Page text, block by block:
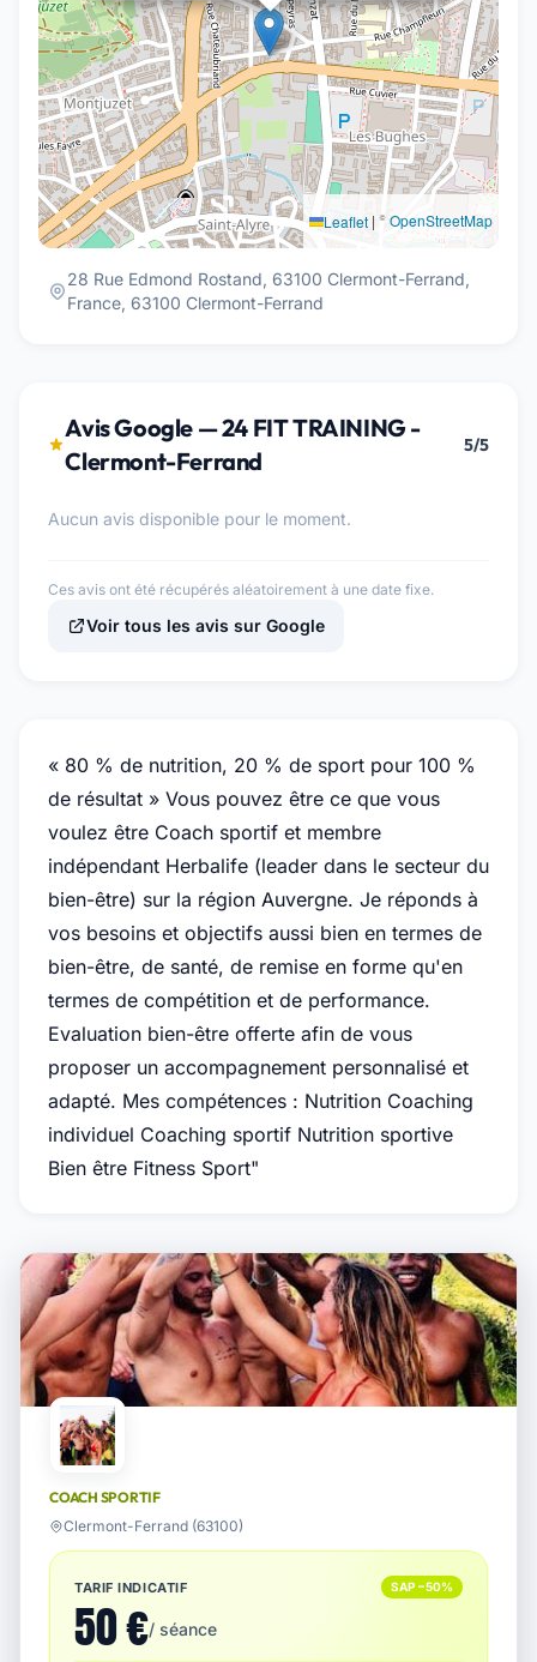
Leaflet | ©OpenStreetMap
28 Rue Edmond Rostand, 63100 Clermont-Ferrand,
France, 63100 Clermont-Ferrand
Avis Google — 24 FIT TRAINING -
Clermont-Ferrand
5/5
Aucun avis disponible pour le moment.
Ces avis ont été récupérés aléatoirement à une date fixe.
Voir tous les avis sur Google
« 80 % de nutrition, 20 % de sport pour 100 %
de résultat » Vous pouvez être ce que vous
voulez être Coach sportif et membre
indépendant Herbalife (leader dans le secteur du
bien-être) sur la région Auvergne. Je réponds à
vos besoins et objectifs aussi bien en termes de
bien-être, de santé, de remise en forme qu'en
termes de compétition et de performance.
Evaluation bien-être offerte afin de vous
proposer un accompagnement personnalisé et
adapté. Mes compétences : Nutrition Coaching
individuel Coaching sportif Nutrition sportive
Bien être Fitness Sport"
COACH SPORTIF
Clermont-Ferrand (63100)
TARIF INDICATIF SAP −50%
50 €/ séance